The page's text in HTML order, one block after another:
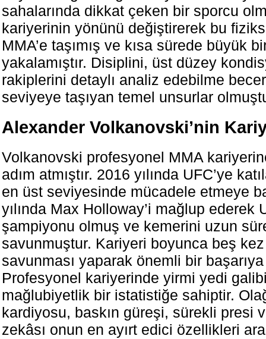
sahalarında dikkat çeken bir sporcu
kariyerinin yönünü değiştirerek bu
MMA’e taşımış ve kısa sürede büyük
yakalamıştır. Disiplini, üst düzey
rakiplerini detaylı analiz edebilme
seviyeye taşıyan temel unsurlar
Alexander Volkanovski’nin
Volkanovski profesyonel MMA
adım atmıştır. 2016 yılında UFC’ye
en üst seviyesinde mücadele etmeye
yılında Max Holloway’i mağlup ederek
şampiyonu olmuş ve kemerini uzun
savunmuştur. Kariyeri boyunca beş
savunması yaparak önemli bir başarıya
Profesyonel kariyerinde yirmi yedi
mağlubiyetlik bir istatistiğe sahiptir.
kardiyosu, baskın güreşi, sürekli presi
zekâsı onun en ayırt edici özellikleri